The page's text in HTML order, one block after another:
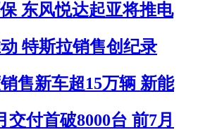
东风悦达起亚将推电
特斯拉销售创纪录
售新车超15万辆 新能
交付首破8000台 前7月